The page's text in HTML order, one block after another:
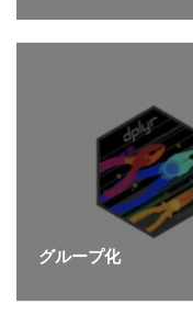
グループ化